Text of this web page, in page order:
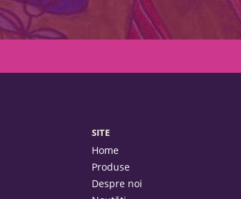
SITE
Home
Produse
Despre noi